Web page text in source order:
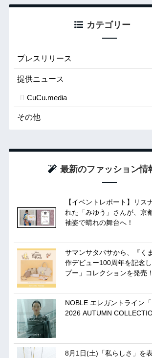
カテゴリー
プレスリリース
提供ニュース
CuCu.media
その他
最新のファッション情
【イベントレポート】リス
れた「みゆう」さんが、京
袖姿で晴れの舞台へ！
サマンサタバサから、『く
作デビュー100周年を記念
プー」コレクションを発売！
NOBLE エレガントライン「
2026 AUTUMN
8月1日(土)「私らしさ」を